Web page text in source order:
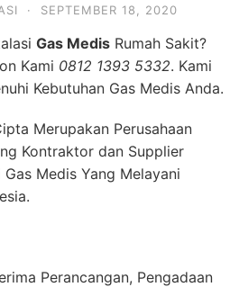
· SEPTEMBER 18, 2020
Gas Medis Rumah Sakit?
Kami 0812 1393 5332. Kami
Kebutuhan Gas Medis Anda.
Merupakan Perusahaan
Kontraktor dan Supplier
Medis Yang Melayani
Perancangan, Pengadaan